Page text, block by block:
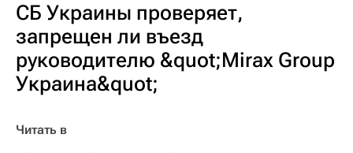
СБ Украины проверяет,
запрещен ли въезд
руководителю &quot;Mirax Group
Украина&quot;
Читать в